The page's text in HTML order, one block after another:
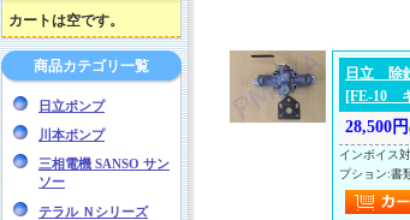
カートは空です。
商品カテゴリ一覧
日立ポンプ
川本ポンプ
三相電機 SANSO サン
ソー
テラル Ｎシリーズ
日立 除
[FE-10
28,500円
インボイス
プション:書